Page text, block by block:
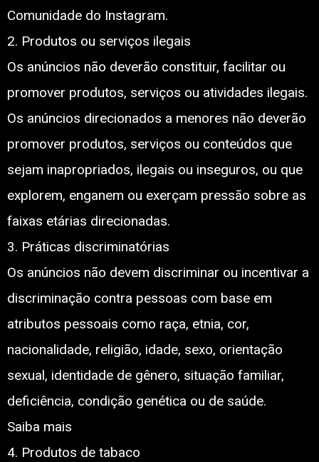
Comunidade do Instagram.
2. Produtos ou serviços ilegais
Os anúncios não deverão constituir, facilitar ou
promover produtos, serviços ou atividades ilegais.
Os anúncios direcionados a menores não deverão
promover produtos, serviços ou conteúdos que
sejam inapropriados, ilegais ou inseguros, ou que
explorem, enganem ou exerçam pressão sobre as
faixas etárias direcionadas.
3. Práticas discriminatórias
Os anúncios não devem discriminar ou incentivar a
discriminação contra pessoas com base em
atributos pessoais como raça, etnia, cor,
nacionalidade, religião, idade, sexo, orientação
sexual, identidade de gênero, situação familiar,
deficiência, condição genética ou de saúde.
Saiba mais
4. Produtos de tabaco